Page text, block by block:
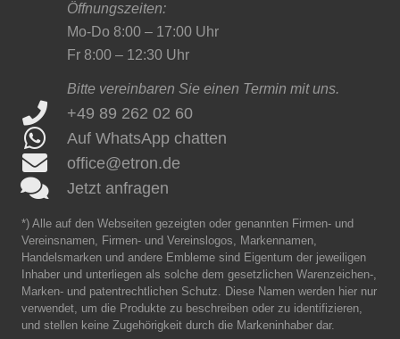
Öffnungszeiten:
Mo-Do 8:00 – 17:00 Uhr
Fr 8:00 – 12:30 Uhr
Bitte vereinbaren Sie einen Termin mit uns.
+49 89 262 02 60
Auf WhatsApp chatten
office@etron.de
Jetzt anfragen
*) Alle auf den Webseiten gezeigten oder genannten Firmen- und
Vereinsnamen, Firmen- und Vereinslogos, Markennamen,
Handelsmarken und andere Embleme sind Eigentum der jeweiligen
Inhaber und unterliegen als solche dem gesetzlichen Warenzeichen-,
Marken- und patentrechtlichen Schutz. Diese Namen werden hier nur
verwendet, um die Produkte zu beschreiben oder zu identifizieren,
und stellen keine Zugehörigkeit durch die Markeninhaber dar.